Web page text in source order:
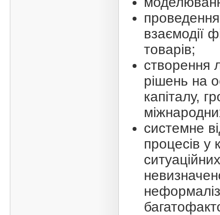
взаємодії
товарів;
створення
рішень на
капіталу,
системне
процесів у